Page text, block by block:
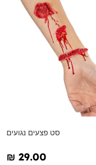
סט פצעים נגועים
₪‎ 29.00